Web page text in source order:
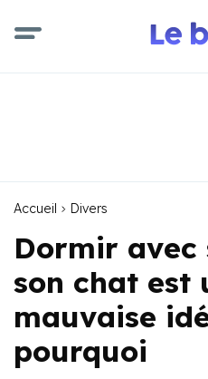
Accueil Divers
Dormir avec
son chat est
mauvaise
pourquoi